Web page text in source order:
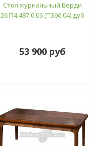
Стол журнальный Верди
26 П4.487.0.06 (П366.04) дуб
53 900 руб